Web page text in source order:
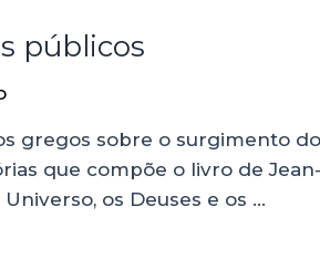
públicos
gregos sobre o surgimento
que compõe o livro de
os Deuses e os …